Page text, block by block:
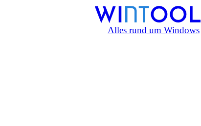
Alles rund um Windows